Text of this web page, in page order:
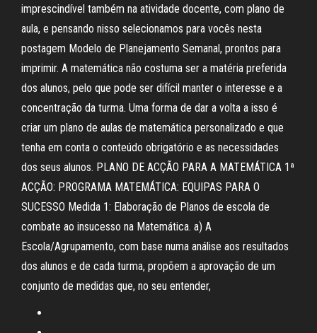
imprescindível também na atividade docente, com plano de
aula, e pensando nisso selecionamos para vocês nesta
postagem Modelo de Planejamento Semanal, prontos para
imprimir. A matemática não costuma ser a matéria preferida
dos alunos, pelo que pode ser difícil manter o interesse e a
concentração da turma. Uma forma de dar a volta a isso é
criar um plano de aulas de matemática personalizado e que
tenha em conta o conteúdo obrigatório e as necessidades
dos seus alunos. PLANO DE ACÇÃO PARA A MATEMÁTICA 1ª
ACÇÃO: PROGRAMA MATEMÁTICA: EQUIPAS PARA O
SUCESSO Medida 1: Elaboração de Planos de escola de
combate ao insucesso na Matemática. a) A
Escola/Agrupamento, com base numa análise aos resultados
dos alunos e de cada turma, propõem a aprovação de um
conjunto de medidas que, no seu entender,